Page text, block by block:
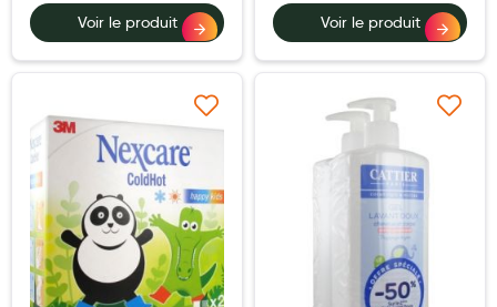
Douleurs articulaires et musculaires
Anti acariens, anti gale, anti tiques, insectifuges
Vétérinaire
Incontinence
Ronflement
Autotests
Voir le produit Voir le produit
Ajouter à ma liste d’envie Ajouter à ma liste